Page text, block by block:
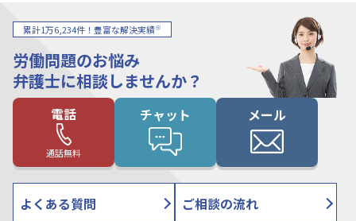
累計1万6,234件！豊富な解決実績※
労働問題のお悩み
弁護士に相談しませんか？
電話
通話無料
チャット メール
よくある質問 ご相談の流れ